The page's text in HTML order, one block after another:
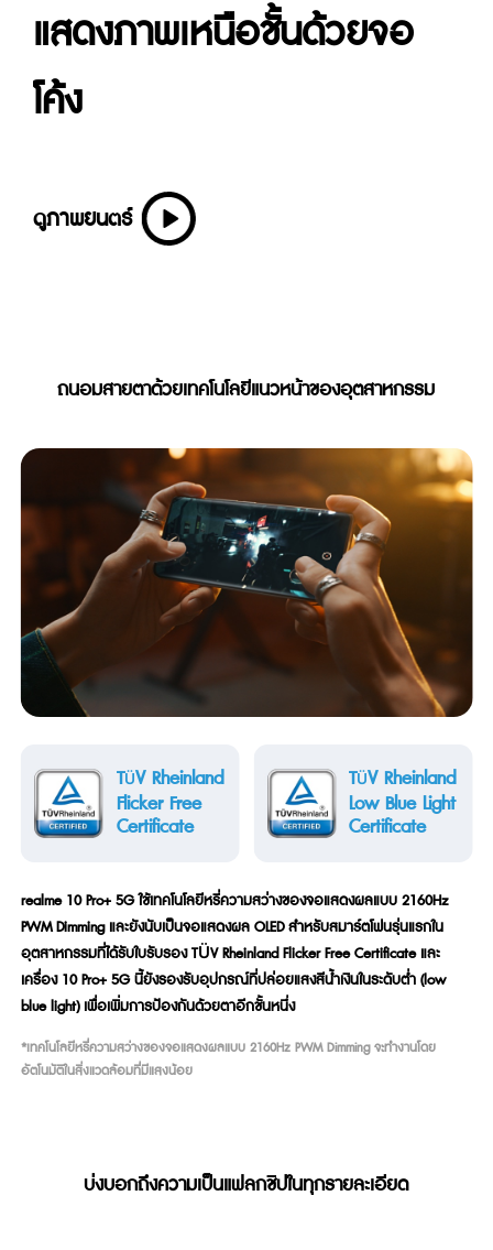
แสดงภาพเหนือชั้นด้วยจอ
โค้ง
ดูภาพยนตร์
ถนอมสายตาด้วยเทคโนโลยีแนวหน้าของอุตสาหกรรม
TÜV Rheinland
Flicker Free
Certificate
TÜV Rheinland
Low Blue Light
Certificate
realme 10 Pro+ 5G ใช้เทคโนโลยีหรี่ความสว่างของจอแสดงผลแบบ 2160Hz
PWM Dimming และยังนับเป็นจอแสดงผล OLED สำหรับสมาร์ตโฟนรุ่นแรกใน
อุตสาหกรรมที่ได้รับใบรับรอง TÜV Rheinland Flicker Free Certificate และ
เครื่อง 10 Pro+ 5G นี้ยังรองรับอุปกรณ์ที่ปล่อยแสงสีน้ำเงินในระดับต่ำ (low
blue light) เพื่อเพิ่มการป้องกันด้วยตาอีกชั้นหนึ่ง
*เทคโนโลยีหรี่ความสว่างของจอแสดงผลแบบ 2160Hz PWM Dimming จะทำงานโดย
อัตโนมัติในสิ่งแวดล้อมที่มีแสงน้อย
บ่งบอกถึงความเป็นแฟลกชิปในทุกรายละเอียด